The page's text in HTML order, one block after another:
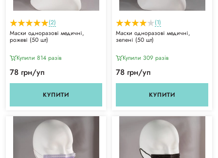
(2)
Маски одноразові медичні,
рожеві (50 шт)
Купили 814 разiв
78 грн/уп
КУПИТИ
(1)
Маски одноразові медичні,
зелені (50 шт)
Купили 309 разiв
78 грн/уп
КУПИТИ